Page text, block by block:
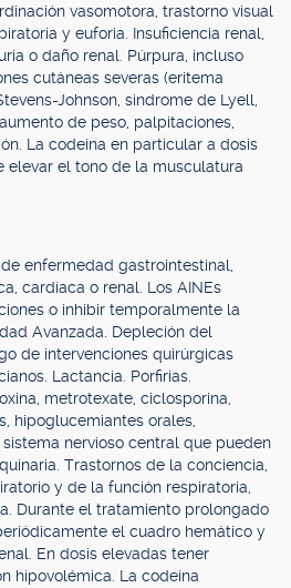
vasomotora, trastorno visual
y euforia. Insuficiencia renal,
o daño renal. Púrpura, incluso
cutáneas severas (eritema
Johnson, sindrome de Lyell,
de peso, palpitaciones,
La codeína en particular a dosis
elevar el tono de la musculatura
enfermedad gastrointestinal,
cardíaca o renal. Los AINEs
o inhibir temporalmente la
Avanzada. Depleción del
de intervenciones quirúrgicas
Lactancia. Porfirias.
metrotexate, ciclosporina,
hipoglucemiantes orales,
nervioso central que pueden
Trastornos de la conciencia,
y de la función respiratoria,
Durante el tratamiento prolongado
el cuadro hemático y
En dosis elevadas tener
hipovolémica. La codeína